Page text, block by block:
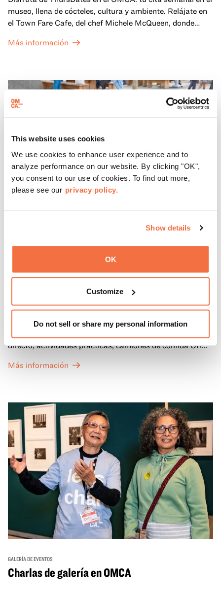
This website uses cookies
We use cookies to enhance user experience and to
analyze performance on our website. By clicking "OK",
you consent to our use of cookies. To find out more,
please see our privacy policy.
Show details
OK
Customize
Do not sell or share my personal information
museo, llena de cócteles, cultura y ambiente. Relájate en
el Town Fare Cafe, del chef Michele McQueen, donde
fondo, o explora las galerías, que cobran vida por la noche
adultos!
Más información
Viernes por la noche en OMCA con Off the Grid
Vuelven los viernes por la noche en OMCA con Off the
Grid, la fiesta semanal gratuita favorita de Oakland, de
abril a octubre.
Reúnase con la familia, los amigos y la comunidad todos
directo, actividades prácticas, camiones de comida Off
exposiciones especiales, con una
Más información
GALERÍA DE EVENTOS
Charlas de galería en OMCA